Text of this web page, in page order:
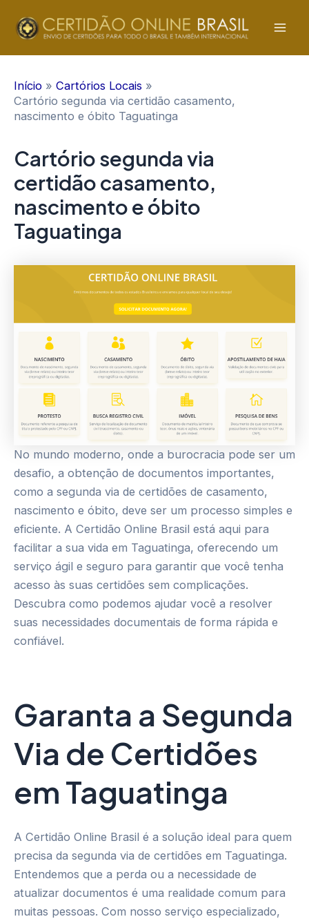
para
Início
Cartórios Locais
Cartório segunda via certidão casamento,
nascimento e óbito Taguatinga
Cartório segunda via
certidão casamento,
nascimento e óbito
Taguatinga
No mundo moderno, onde a burocracia pode ser um
desafio, a obtenção de documentos importantes,
como a segunda via de certidões de casamento,
nascimento e óbito, deve ser um processo simples e
eficiente. A Certidão Online Brasil está aqui para
facilitar a sua vida em Taguatinga, oferecendo um
serviço ágil e seguro para garantir que você tenha
acesso às suas certidões sem complicações.
Descubra como podemos ajudar você a resolver
suas necessidades documentais de forma rápida e
confiável.
Garanta a Segunda
Via de Certidões
em Taguatinga
A Certidão Online Brasil é a solução ideal para quem
precisa da segunda via de certidões em Taguatinga.
Entendemos que a perda ou a necessidade de
atualizar documentos é uma realidade comum para
muitas pessoas. Com nosso serviço especializado,